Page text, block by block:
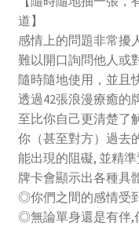
道】
感情上的問題非常擾
難以開口詢問他人或
隨時隨地使用，並且
透過42張浪漫療癒的
至比你自己更清楚了
你（甚至對方）過去
能出現的阻礙, 並精準
牌卡會顯示出各種具
◎你們之間的感情受
◎無論單身還是有伴,